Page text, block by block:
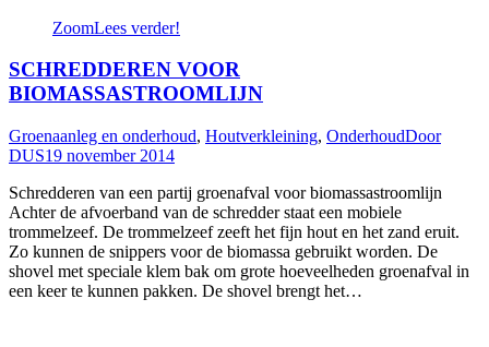
ZoomLees verder!
SCHREDDEREN VOOR
BIOMASSASTROOMLIJN
Groenaanleg en onderhoud, Houtverkleining, OnderhoudDoor
DUS19 november 2014
Schredderen van een partij groenafval voor biomassastroomlijn
Achter de afvoerband van de schredder staat een mobiele
trommelzeef. De trommelzeef zeeft het fijn hout en het zand eruit.
Zo kunnen de snippers voor de biomassa gebruikt worden. De
shovel met speciale klem bak om grote hoeveelheden groenafval in
een keer te kunnen pakken. De shovel brengt het…